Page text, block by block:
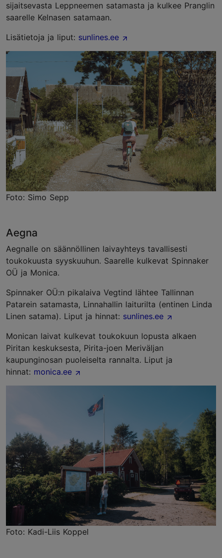
sijaitsevasta Leppneemen satamasta ja kulkee Pranglin
saarelle Kelnasen satamaan.
Lisätietoja ja liput: sunlines.ee
Foto: Simo Sepp
Aegna
Aegnalle on säännöllinen laivayhteys tavallisesti
toukokuusta syyskuuhun. Saarelle kulkevat Spinnaker
OÜ ja Monica.
Spinnaker OÜ:n pikalaiva Vegtind lähtee Tallinnan
Patarein satamasta, Linnahallin laiturilta (entinen Linda
Linen satama). Liput ja hinnat: sunlines.ee
Monican laivat kulkevat toukokuun lopusta alkaen
Piritan keskuksesta, Pirita-joen Meriväljan
kaupunginosan puoleiselta rannalta. Liput ja
hinnat: monica.ee
Foto: Kadi-Liis Koppel